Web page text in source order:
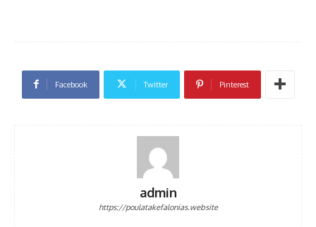
Facebook Twitter Pinterest
admin
https://poulatakefalonias.website